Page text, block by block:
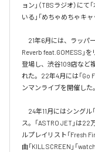
ョン」（TBSラジオ）に
いる」「めちゃめちゃキャ
21年6月には、ラッパ
Reverb feat.GOMESS」
登場し、渋谷109店など
れた。22年4月には「Go
ンマンライブを開催した。
24年11月にはシングル
ス。「ASTRO JET」は
ルプレイリスト「Fresh
曲「KILL SCREEN」「